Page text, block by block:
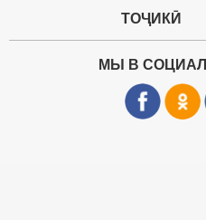
ТОҶИКӢ
МЫ В